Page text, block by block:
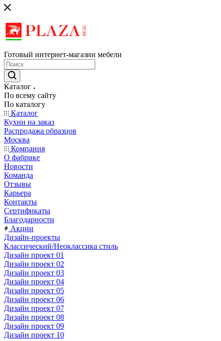
Готовый интернет-магазин мебели
Каталог
По всему сайту
По каталогу
Каталог
Кухни на заказ
Распродажа образцов
Москва
Компания
О фабрике
Новости
Команда
Отзывы
Карьера
Контакты
Сертификаты
Благодарности
Акции
Дизайн-проекты
Классический/Неоклассика стиль
Дизайн проект 01
Дизайн проект 02
Дизайн проект 03
Дизайн проект 04
Дизайн проект 05
Дизайн проект 06
Дизайн проект 07
Дизайн проект 08
Дизайн проект 09
Дизайн проект 10